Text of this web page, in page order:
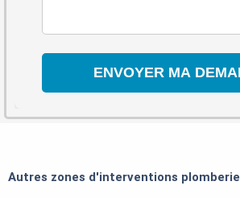
Autres zones d'interventions plomberie